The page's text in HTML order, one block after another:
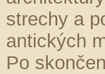
strechy a
antických
Po